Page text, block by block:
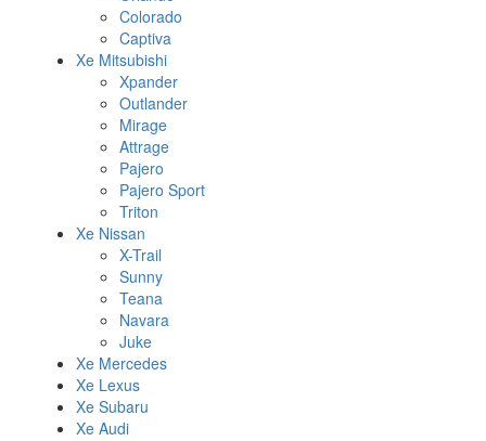
Colorado
Captiva
Xe Mitsubishi
Xpander
Outlander
Mirage
Attrage
Pajero
Pajero Sport
Triton
Xe Nissan
X-Trail
Sunny
Teana
Navara
Juke
Xe Mercedes
Xe Lexus
Xe Subaru
Xe Audi